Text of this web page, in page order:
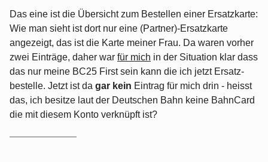
Das eine ist die Übersicht zum Bestellen einer Ersatzkarte:
Wie man sieht ist dort nur eine (Partner)-Ersatzkarte
angezeigt, das ist die Karte meiner Frau. Da waren vorher
zwei Einträge, daher war für mich in der Situation klar dass
das nur meine BC25 First sein kann die ich jetzt Ersatz-
bestelle. Jetzt ist da gar kein Eintrag für mich drin - heisst
das, ich besitze laut der Deutschen Bahn keine BahnCard
die mit diesem Konto verknüpft ist?